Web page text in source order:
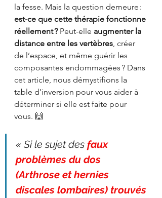
la fesse. Mais la question demeure :
est-ce que cette thérapie fonctionne
réellement ? Peut-elle augmenter la
distance entre les vertèbres , créer
de l’espace, et même guérir les
composantes endommagées ? Dans
cet article, nous démystifions la
table d’inversion pour vous aider à
déterminer si elle est faite pour
vous. 🙌
« Si le sujet des faux
problèmes du dos
(Arthrose et hernies
discales lombaires) trouvés